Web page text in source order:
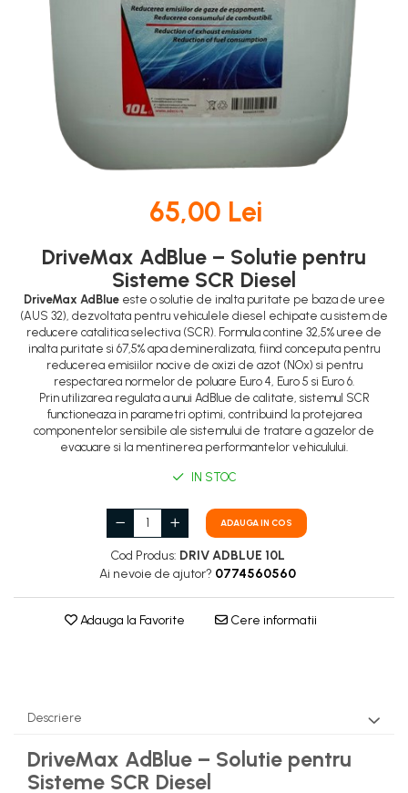
95 Ah
VARTA
DOT 5.1
65,00 Lei
DriveMax AdBlue – Solutie pentru
Sisteme SCR Diesel
DriveMax AdBlueeste o solutie de inalta puritate pe baza de uree
(AUS 32), dezvoltata pentru vehiculele diesel echipate cu sistem de
reducere catalitica selectiva (SCR). Formula contine 32,5% uree de
inalta puritate si 67,5% apa demineralizata, fiind conceputa pentru
reducerea emisiilor nocive de oxizi de azot (NOx) si pentru
respectarea normelor de poluare Euro 4, Euro 5 si Euro 6.
Prin utilizarea regulata a unui AdBlue de calitate, sistemul SCR
functioneaza in parametri optimi, contribuind la protejarea
componentelor sensibile ale sistemului de tratare a gazelor de
evacuare si la mentinerea performantelor vehiculului.
IN STOC
ADAUGA IN COS
Cod Produs: DRIV ADBLUE 10L
Ai nevoie de ajutor? 0774560560
Adauga la Favorite Cere informatii
Descriere
DriveMax AdBlue – Solutie pentru
Sisteme SCR Diesel